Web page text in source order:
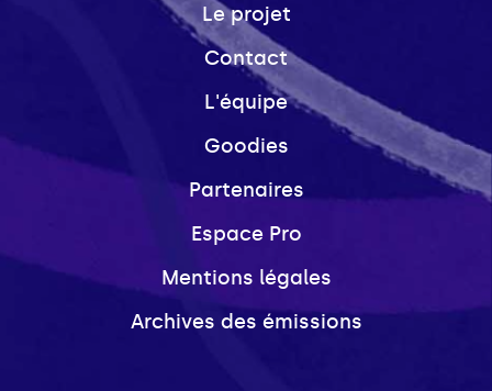
Le projet
Contact
L'équipe
Goodies
Partenaires
Espace Pro
Mentions légales
Archives des émissions